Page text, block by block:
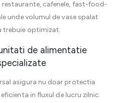
cafenele, fast-food-
unde volumul de vase spalat
trebuie optimizat.
de alimentatie
asigura nu doar protectia
in fluxul de lucru zilnic.